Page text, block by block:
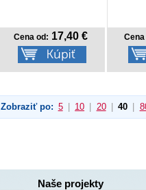
Cena od: 17,40 €
Zobraziť po: 5 | 10 | 20 | 40 |
Naše projekty